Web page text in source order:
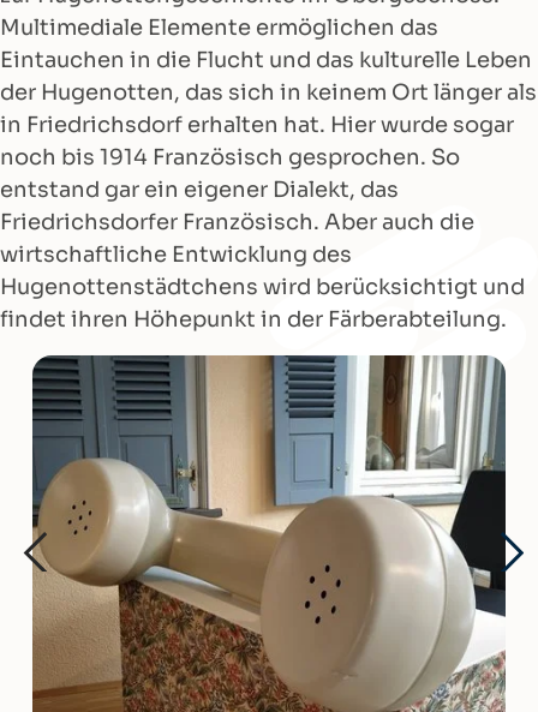
Multimediale Elemente ermöglichen das
Eintauchen in die Flucht und das kulturelle Leben
der Hugenotten, das sich in keinem Ort länger als
in Friedrichsdorf erhalten hat. Hier wurde sogar
noch bis 1914 Französisch gesprochen. So
entstand gar ein eigener Dialekt, das
Friedrichsdorfer Französisch. Aber auch die
wirtschaftliche Entwicklung des
Hugenottenstädtchens wird berücksichtigt und
findet ihren Höhepunkt in der Färberabteilung.